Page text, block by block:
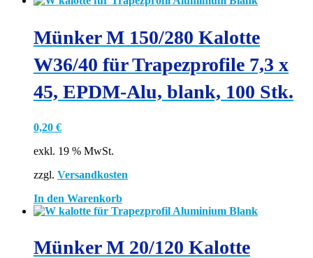
Münker M 150/280 Kalotte
W36/40 für Trapezprofile 7,3 x
45, EPDM-Alu, blank, 100 Stk.
0,20 €
exkl. 19 % MwSt.
zzgl. Versandkosten
In den Warenkorb
Münker M 20/120 Kalotte